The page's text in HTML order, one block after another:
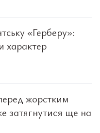
«Герберу»:
характер
жорстким
затягнутися ще на